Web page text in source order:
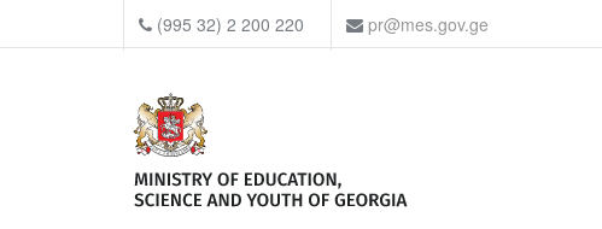
(995 32) 2 200 220 pr@mes.gov.ge